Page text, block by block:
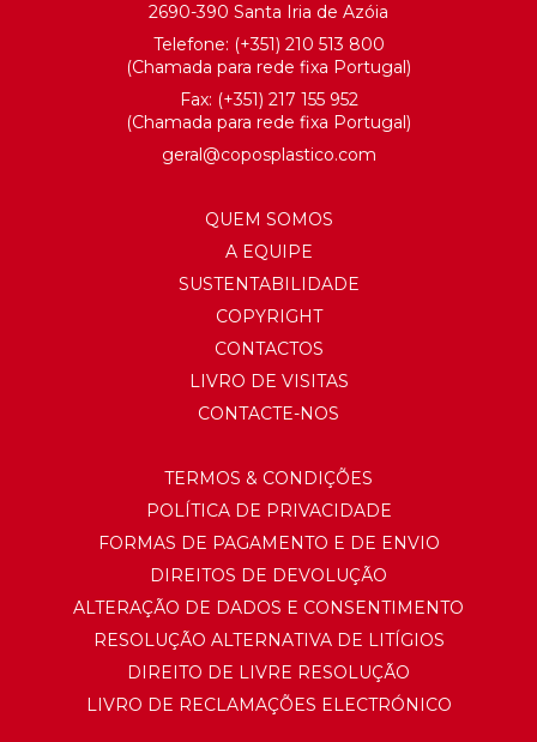
2690-390 Santa Iria de Azóia
Telefone: (+351) 210 513 800
(Chamada para rede fixa Portugal)
Fax: (+351) 217 155 952
(Chamada para rede fixa Portugal)
geral@coposplastico.com
QUEM SOMOS
A EQUIPE
SUSTENTABILIDADE
COPYRIGHT
CONTACTOS
LIVRO DE VISITAS
CONTACTE-NOS
TERMOS & CONDIÇÕES
POLÍTICA DE PRIVACIDADE
FORMAS DE PAGAMENTO E DE ENVIO
DIREITOS DE DEVOLUÇÃO
ALTERAÇÃO DE DADOS E CONSENTIMENTO
RESOLUÇÃO ALTERNATIVA DE LITÍGIOS
DIREITO DE LIVRE RESOLUÇÃO
LIVRO DE RECLAMAÇÕES ELECTRÓNICO